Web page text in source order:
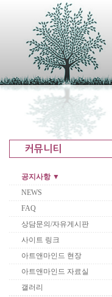
공지사항 ▼
NEWS
FAQ
상담문의/자유게시판
사이트 링크
아트앤마인드 현장
아트앤마인드 자료실
갤러리